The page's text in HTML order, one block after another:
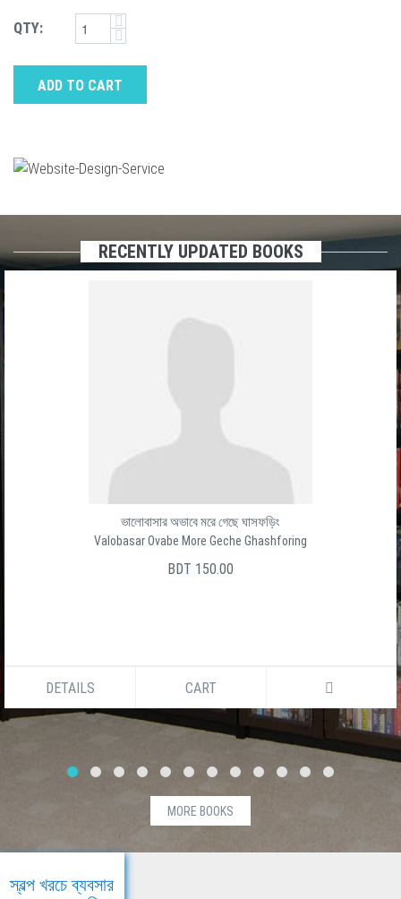
QTY:
ADD TO CART
RECENTLY UPDATED BOOKS
ভালোবাসার অভাবে মরে গেছে ঘাসফড়িং
Valobasar Ovabe More Geche Ghashforing
BDT 150.00
DETAILS CART
MORE BOOKS
স্বল্প খরচে ব্যবসার